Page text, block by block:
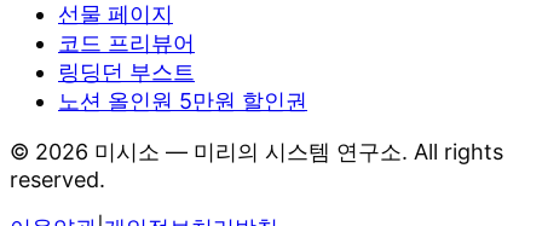
선물 페이지
코드 프리뷰어
링딩던 부스트
노션 올인원 5만원 할인권
© 2026 미시소 — 미리의 시스템 연구소. All rights
reserved.